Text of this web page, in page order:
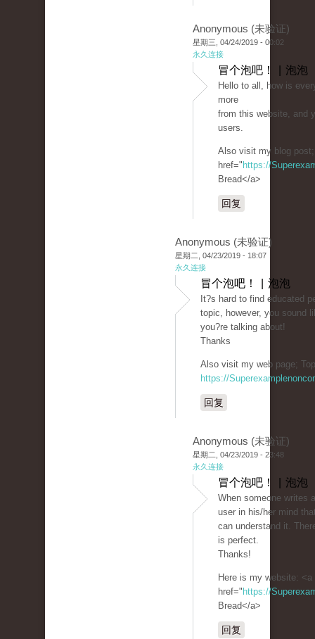
Anonymous (未验证)
星期三, 04/24/2019 - 00:02
永久连接
冒个泡吧！ | 泡泡
Hello to all, how is
more
from this website, and
users.
Also visit my blog
href=" https://
Bread</a>
回复
Anonymous (未验证)
星期二, 04/23/2019 - 18:07
永久连接
冒个泡吧！ | 泡泡
It?s hard to find educated
topic, however, you sound
you?re talking about!
Thanks
Also visit my web page;
https://
回复
Anonymous (未验证)
星期二, 04/23/2019 - 23:48
永久连接
冒个泡吧！ | 泡泡
When someone writes
user in his/her mind
can understand it.
is perfect.
Thanks!
Here is my website: <a
href=" https://
Bread</a>
回复